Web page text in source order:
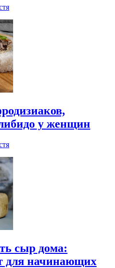
у женщин
сыр дома:
для начинающих